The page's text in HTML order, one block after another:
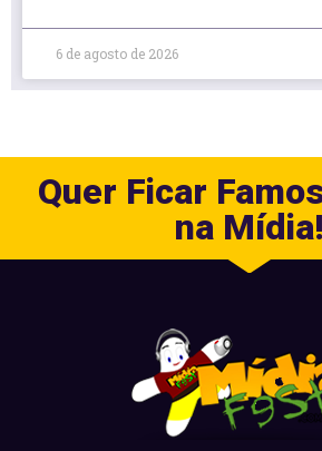
6 de agosto de 2026
Quer Ficar
na Mídia!